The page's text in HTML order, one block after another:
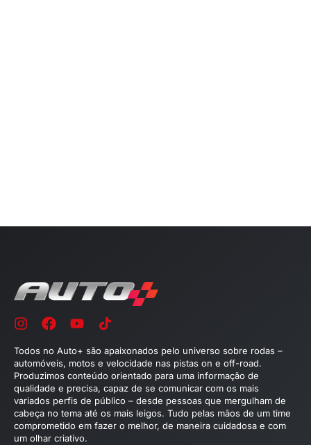
Todos no Auto+ são apaixonados pelo universo sobre rodas –
automóveis, motos e velocidade nas pistas on e off-road.
Produzimos conteúdo orientado para uma informação de
qualidade e precisa, capaz de se comunicar com os mais
variados perfis de público – desde pessoas que mergulham de
cabeça no tema até os mais leigos. Tudo pelas mãos de um time
comprometido em fazer o melhor, de maneira cuidadosa e com
um olhar criativo.